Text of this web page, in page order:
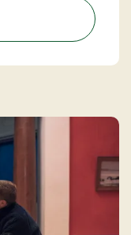
af den
blev
ved Voigts